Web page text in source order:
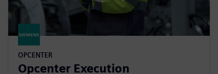
OPCENTER
Opcenter Execution